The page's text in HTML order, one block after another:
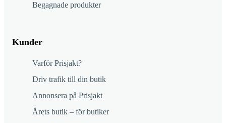
Begagnade produkter
Kunder
Varför Prisjakt?
Driv trafik till din butik
Annonsera på Prisjakt
Årets butik – för butiker